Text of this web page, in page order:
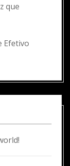
que
Efetivo